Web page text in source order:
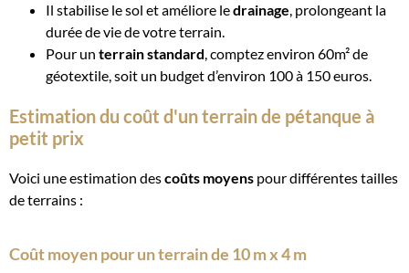
Il stabilise le sol et améliore ledrainage, prolongeant la
durée de vie de votre terrain.
Pour un terrain standard, comptez environ 60m² de
géotextile, soit un budget d’environ 100 à 150 euros.
Estimation du coût d'un terrain de pétanque à
petit prix
Voici une estimation descoûts moyens pour différentes tailles
de terrains :
Coût moyen pour un terrain de 10 m x 4 m